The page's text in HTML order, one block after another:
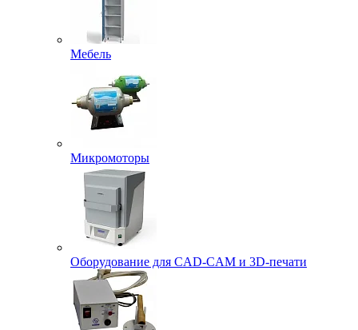
Мебель
Микромоторы
Оборудование для CAD-CAM и 3D-печати